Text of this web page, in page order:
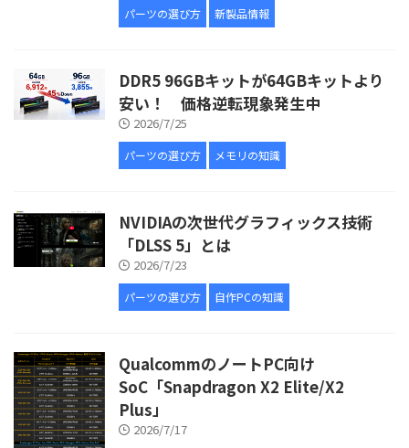
パーツの選び方 新製品情報
DDR5 96GBキットが64GBキットより
安い！ 価格逆転現象発生中
2026/7/25
パーツの選び方 メモリの知識
NVIDIAの次世代グラフィックス技術
「DLSS 5」とは
2026/7/23
パーツの選び方 自作PCの知識
QualcommのノートPC向け
SoC「Snapdragon X2 Elite/X2
Plus」
2026/7/17